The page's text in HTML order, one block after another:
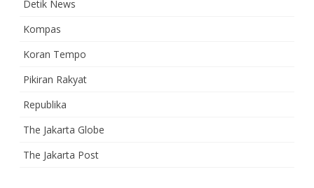
Detik News
Kompas
Koran Tempo
Pikiran Rakyat
Republika
The Jakarta Globe
The Jakarta Post